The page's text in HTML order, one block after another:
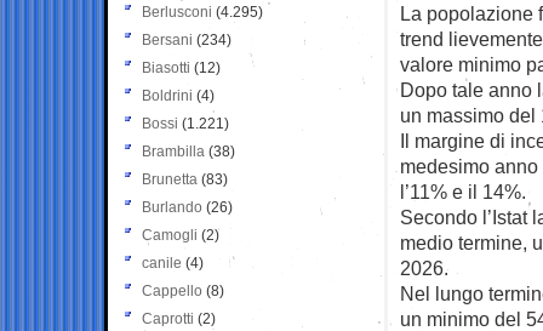
La popolazione
trend
valore minimo
Dopo tale anno
un massimo del
Il margine di
medesimo
l’11% e il 14%.
Secondo l’Istat
medio termine,
2026.
Nel lungo
un minimo del
Berlusconi (4.295)
Bersani (234)
Biasotti (12)
Boldrini (4)
Bossi (1.221)
Brambilla (38)
Brunetta (83)
Burlando (26)
Camogli (2)
canile (4)
Cappello (8)
Caprotti (2)